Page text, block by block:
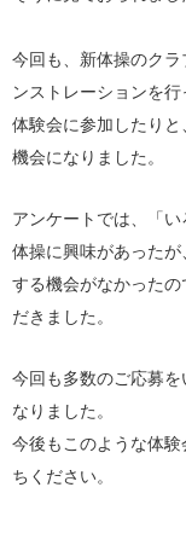
今回も、新体操のク
ンストレーションを
体験会に参加したり
機会になりました。
アンケートでは、「
体操に興味があった
する機会がなかった
だきました。
今回も多数のご応募
なりました。
今後もこのような体
ちください。